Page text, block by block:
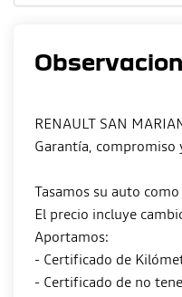
RENAULT SAN
Garantía, compromiso
Tasamos su auto
El precio incluye
Aportamos:
- Certificado de
- Certificado de no